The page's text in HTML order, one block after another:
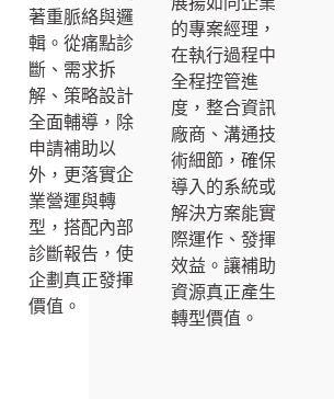
著重脈絡與邏
輯。從痛點診
斷、需求拆
解、策略設計
全面輔導，除
申請補助以
外，更落實企
業營運與轉
型，搭配內部
診斷報告，使
企劃真正發揮
價值。
的專案經理，
在執行過程中
全程控管進
度，整合資訊
廠商、溝通技
術細節，確保
導入的系統或
解決方案能實
際運作、發揮
效益。讓補助
資源真正產生
轉型價值。